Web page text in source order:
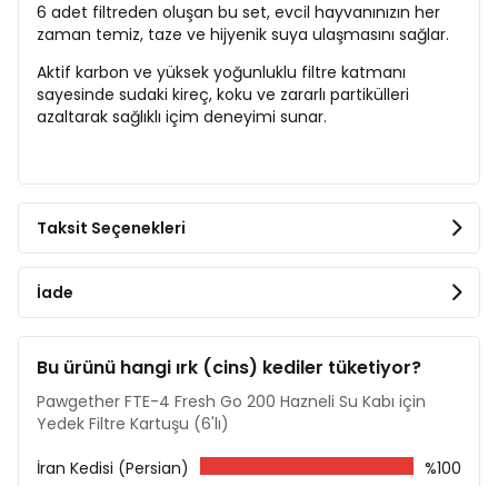
6 adet filtreden oluşan bu set, evcil hayvanınızın her
zaman temiz, taze ve hijyenik suya ulaşmasını sağlar.
Aktif karbon ve yüksek yoğunluklu filtre katmanı
sayesinde sudaki kireç, koku ve zararlı partikülleri
azaltarak sağlıklı içim deneyimi sunar.
Taksit Seçenekleri
İade
Bu ürünü hangi ırk (cins) kediler tüketiyor?
Pawgether FTE-4 Fresh Go 200 Hazneli Su Kabı için
Yedek Filtre Kartuşu (6'lı)
İran Kedisi (Persian)
%100